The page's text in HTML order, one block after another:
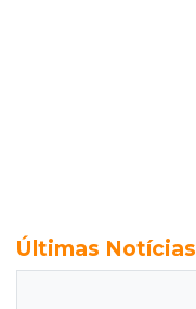
Últimas Notícias